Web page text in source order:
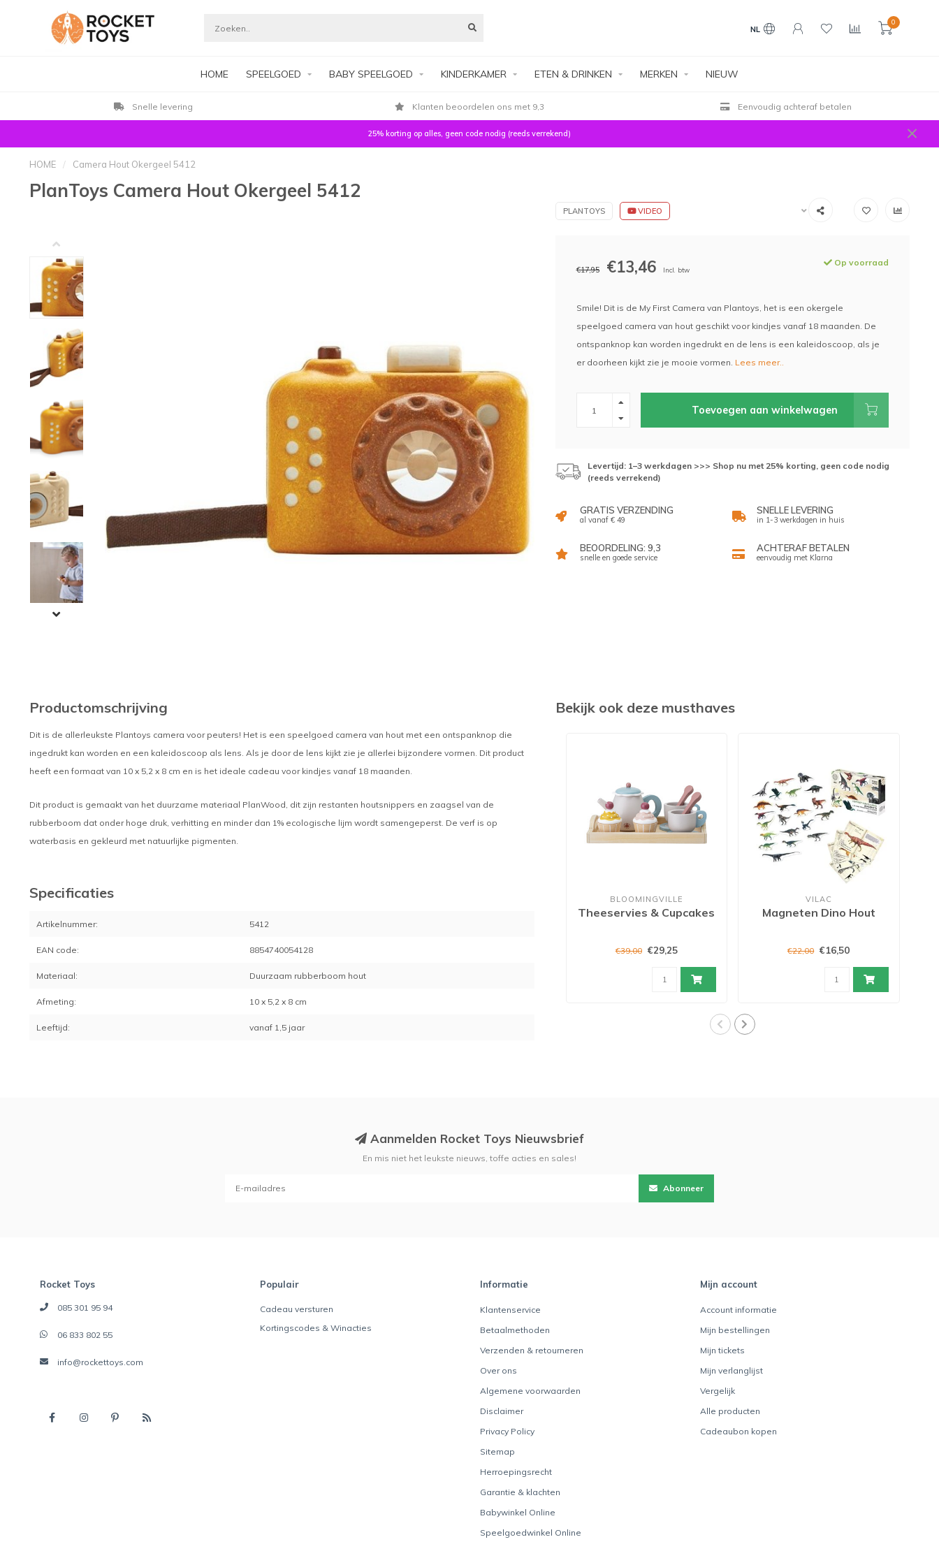
NL
0
HOME SPEELGOED BABY SPEELGOED KINDERKAMER ETEN & DRINKEN MERKEN NIEUW
Snelle levering Klanten beoordelen ons met 9,3 Eenvoudig achteraf betalen
25% korting op alles, geen code nodig (reeds verrekend)
HOME / Camera Hout Okergeel 5412
PlanToys Camera Hout Okergeel 5412
PLANTOYS VIDEO
€17,95 €13,46 Incl. btw
Op voorraad
Smile! Dit is de My First Camera van Plantoys, het is een okergele
speelgoed camera van hout geschikt voor kindjes vanaf 18 maanden. De
ontspanknop kan worden ingedrukt en de lens is een kaleidoscoop, als je
er doorheen kijkt zie je mooie vormen. Lees meer..
Toevoegen aan winkelwagen
Levertijd: 1–3 werkdagen >>> Shop nu met 25% korting, geen code nodig
(reeds verrekend)
GRATIS VERZENDING
al vanaf € 49
SNELLE LEVERING
in 1-3 werkdagen in huis
BEOORDELING: 9,3
snelle en goede service
ACHTERAF BETALEN
eenvoudig met Klarna
Productomschrijving
Dit is de allerleukste Plantoys camera voor peuters! Het is een speelgoed camera van hout met een ontspanknop die
ingedrukt kan worden en een kaleidoscoop als lens. Als je door de lens kijkt zie je allerlei bijzondere vormen. Dit product
heeft een formaat van 10 x 5,2 x 8 cm en is het ideale cadeau voor kindjes vanaf 18 maanden.
Dit product is gemaakt van het duurzame materiaal PlanWood, dit zijn restanten houtsnippers en zaagsel van de
rubberboom dat onder hoge druk, verhitting en minder dan 1% ecologische lijm wordt samengeperst. De verf is op
waterbasis en gekleurd met natuurlijke pigmenten.
Specificaties
Artikelnummer: 5412
EAN code: 8854740054128
Materiaal: Duurzaam rubberboom hout
Afmeting: 10 x 5,2 x 8 cm
Leeftijd: vanaf 1,5 jaar
Bekijk ook deze musthaves
BLOOMINGVILLE
Theeservies & Cupcakes
€39,00 €29,25
VILAC
Magneten Dino Hout
€22,00 €16,50
Aanmelden Rocket Toys Nieuwsbrief
En mis niet het leukste nieuws, toffe acties en sales!
Abonneer
Rocket Toys
085 301 95 94
06 833 802 55
info@rockettoys.com
Populair
Cadeau versturen
Kortingscodes & Winacties
Informatie
Klantenservice
Betaalmethoden
Verzenden & retourneren
Over ons
Algemene voorwaarden
Disclaimer
Privacy Policy
Sitemap
Herroepingsrecht
Garantie & klachten
Babywinkel Online
Speelgoedwinkel Online
Mijn account
Account informatie
Mijn bestellingen
Mijn tickets
Mijn verlanglijst
Vergelijk
Alle producten
Cadeaubon kopen